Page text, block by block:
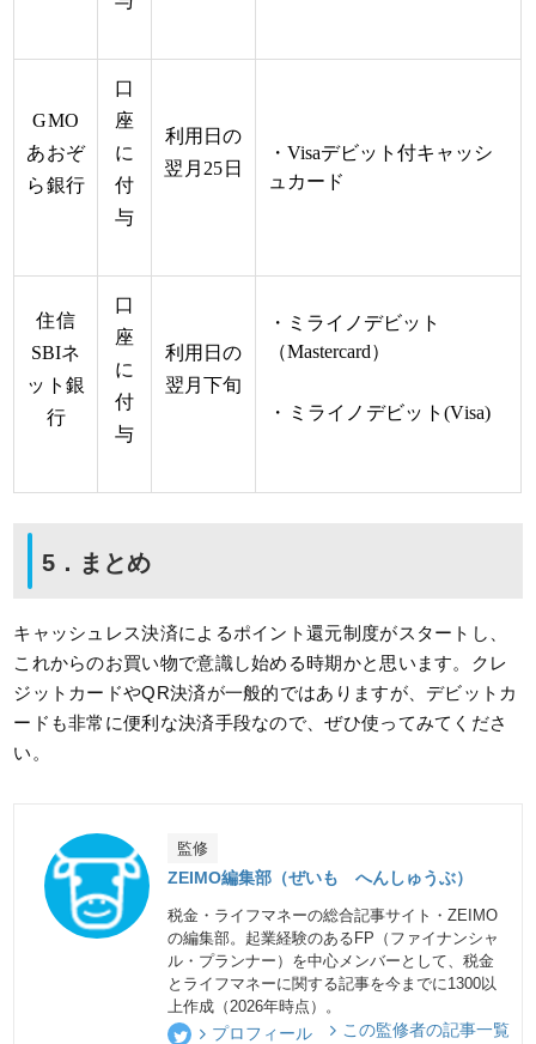
GMO
あおぞ
ら銀行
口
座
に
付
与
利用日の
翌月25日
・Visaデビット付キャッシ
ュカード
住信
SBIネ
ット銀
行
口
座
に
付
与
利用日の
翌月下旬
・ミライノデビット
（Mastercard）
・ミライノデビット(Visa)
5．まとめ
キャッシュレス決済によるポイント還元制度がスタートし、
これからのお買い物で意識し始める時期かと思います。クレ
ジットカードやQR決済が一般的ではありますが、デビットカ
ードも非常に便利な決済手段なので、ぜひ使ってみてくださ
い。
監修
ZEIMO編集部（ぜいも へんしゅうぶ）
税金・ライフマネーの総合記事サイト・ZEIMO
の編集部。起業経験のあるFP（ファイナンシャ
ル・プランナー）を中心メンバーとして、税金
とライフマネーに関する記事を今までに1300以
上作成（2026年時点）。
プロフィール この監修者の記事一覧